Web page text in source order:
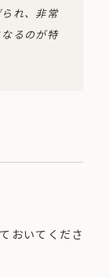
れ、非常
るのが特
おいてくださ